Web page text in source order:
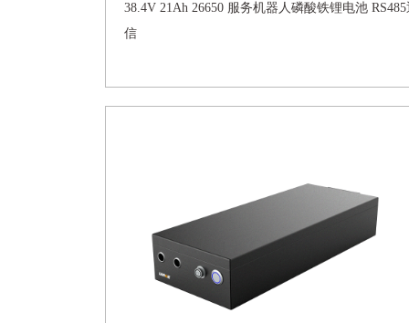
38.4V 21Ah 26650 服务机器人磷酸铁锂电池 RS485
信